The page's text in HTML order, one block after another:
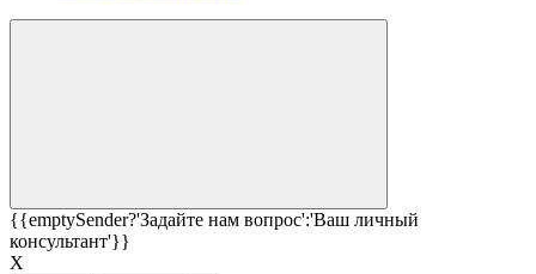
{{emptySender?'Задайте нам вопрос':'Ваш личный
консультант'}}
Х